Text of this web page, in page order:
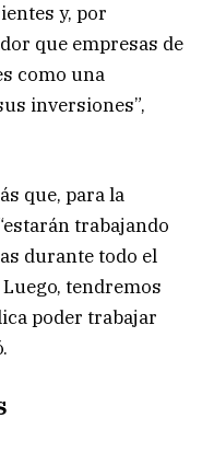
y, por
que empresas de
como una
inversiones”,
que, para la
trabajando
durante todo el
tendremos
poder trabajar